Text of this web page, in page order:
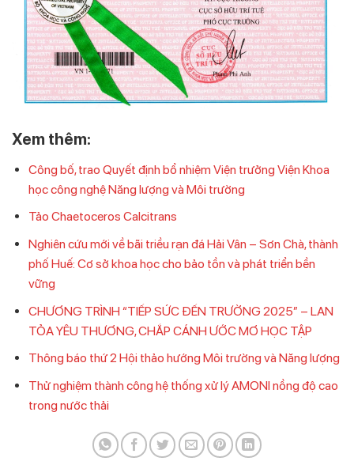
Xem thêm:
Công bố, trao Quyết định bổ nhiệm Viện trưởng Viện Khoa
học công nghệ Năng lượng và Môi trường
Tảo Chaetoceros Calcitrans
Nghiên cứu mới về bãi triều rạn đá Hải Vân – Sơn Chà, thành
phố Huế: Cơ sở khoa học cho bảo tồn và phát triển bền
vững
CHƯƠNG TRÌNH “TIẾP SỨC ĐẾN TRƯỜNG 2025” – LAN
TỎA YÊU THƯƠNG, CHẮP CÁNH ƯỚC MƠ HỌC TẬP
Thông báo thứ 2 Hội thảo hướng Môi trường và Năng lượng
Thử nghiệm thành công hệ thống xử lý AMONI nồng độ cao
trong nước thải